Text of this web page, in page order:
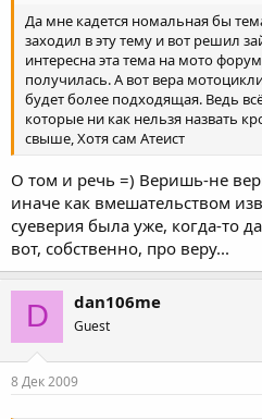
Да мне кадется номальная бы
заходил в эту тему и вот решил
интересна эта тема на мото
получилась. А вот вера
будет более подходящая. Ведь
которые ни как нельзя назвать
свыше, Хотя сам Атеист
О том и речь =) Веришь-не
иначе как вмешательством
суеверия была уже, когда-то
вот, собственно, про веру...
D dan106me
Guest
8 Дек 2009